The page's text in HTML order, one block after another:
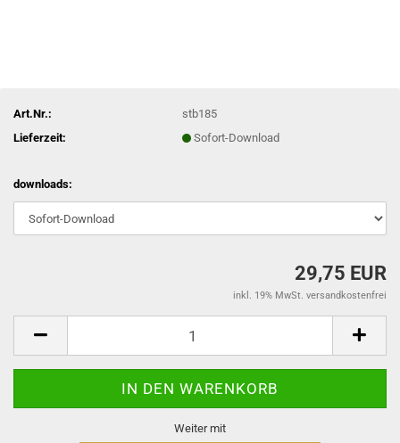
Art.Nr.:
stb185
Lieferzeit:
Sofort-Download
downloads:
29,75 EUR
inkl. 19% MwSt. versandkostenfrei
Weiter mit